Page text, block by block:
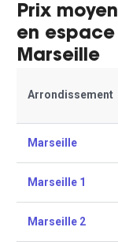
Prix
en
Marseille
Arrondissement
Marseille
Marseille 1
Marseille 2